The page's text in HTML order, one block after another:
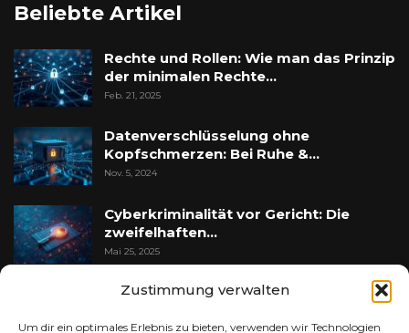
Zustimmung verwalten
Um dir ein optimales Erlebnis zu bieten, verwenden wir Technologien
Beliebte Artikel
Rechte und Rollen: Wie man das Prinzip
der minimalen Rechte…
Feb. 21, 2025
Datenverschlüsselung ohne
Kopfschmerzen: Bei Ruhe &…
Nov. 5, 2024
Cyberkriminalität vor Gericht: Die
zweifelhaften…
Mai 25, 2025
Mac & iOS Sicherheit: Professionelle
Feb. 5, 2025